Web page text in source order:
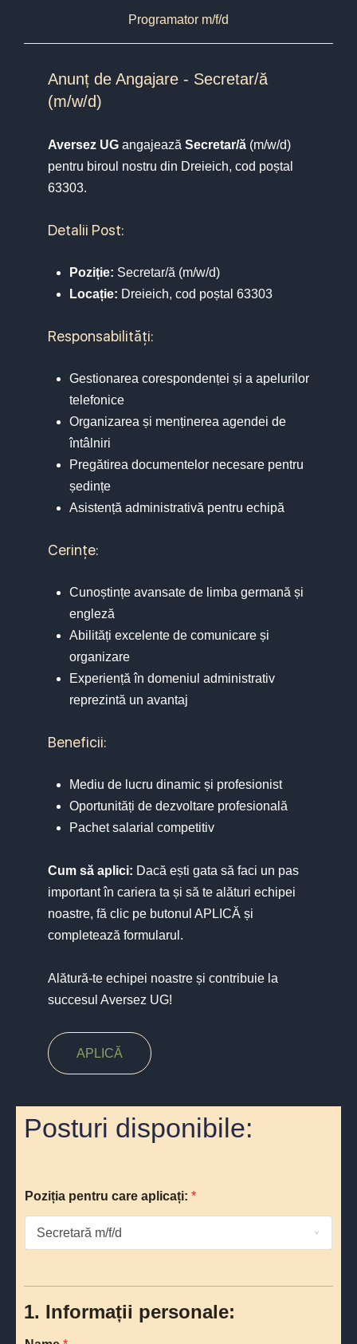
Programator m/f/d
Anunț de Angajare - Secretar/ă
(m/w/d)
Aversez UG angajează Secretar/ă (m/w/d)
pentru biroul nostru din Dreieich, cod poștal
63303.
Detalii Post:
Poziție: Secretar/ă (m/w/d)
Locație: Dreieich, cod poștal 63303
Responsabilități:
Gestionarea corespondenței și a apelurilor
telefonice
Organizarea și menținerea agendei de
întâlniri
Pregătirea documentelor necesare pentru
ședințe
Asistență administrativă pentru echipă
Cerințe:
Cunoștințe avansate de limba germană și
engleză
Abilități excelente de comunicare și
organizare
Experiență în domeniul administrativ
reprezintă un avantaj
Beneficii:
Mediu de lucru dinamic și profesionist
Oportunități de dezvoltare profesională
Pachet salarial competitiv
Cum să aplici: Dacă ești gata să faci un pas
important în cariera ta și să te alături echipei
noastre, fă clic pe butonul APLICĂ și
completează formularul.
Alătură-te echipei noastre și contribuie la
succesul Aversez UG!
APLICĂ
Posturi disponibile:
Poziția pentru care aplicați: *
1. Informații personale: